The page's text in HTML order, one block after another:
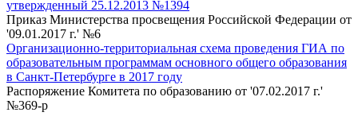
утвержденный 25.12.2013 №1394
Приказ Министерства просвещения Российской Федерации от
'09.01.2017 г.' №6
Организационно-территориальная схема проведения ГИА по
образовательным программам основного общего образования
в Санкт-Петербурге в 2017 году
Распоряжение Комитета по образованию от '07.02.2017 г.'
№369-р